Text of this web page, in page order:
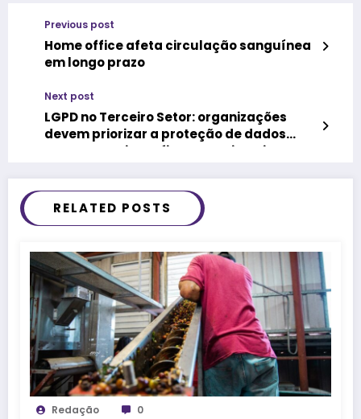
Previous post
Home office afeta circulação sanguínea
em longo prazo
Next post
LGPD no Terceiro Setor: organizações
devem priorizar a proteção de dados
para garantir confiança e evitar riscos
RELATED POSTS
Redação 0